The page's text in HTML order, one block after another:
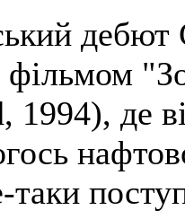
дебют
фільмом
де
таки